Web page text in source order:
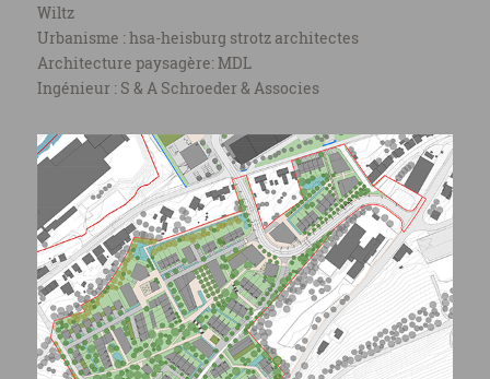
Wiltz
Urbanisme : hsa-heisburg strotz architectes
Architecture paysagère: MDL
Ingénieur : S & A Schroeder & Associes